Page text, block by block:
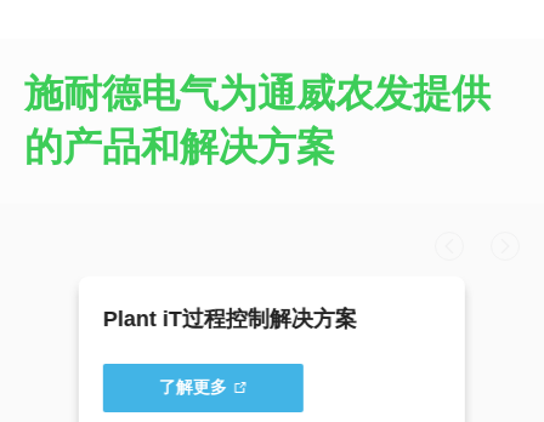
施耐德电气为通威农发提供
的产品和解决方案
Plant iT过程控制解决方案
了解更多